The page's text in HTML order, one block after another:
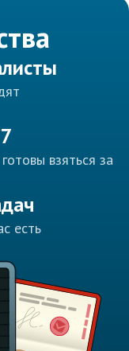
взяться за
есть